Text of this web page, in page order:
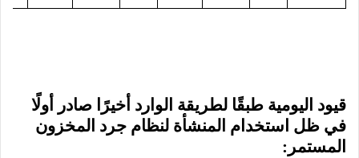
قيود اليومية طبقًا لطريقة الوارد أخيرًا صادر أولًا
في ظل استخدام المنشأة لنظام جرد المخزون
المستمر: